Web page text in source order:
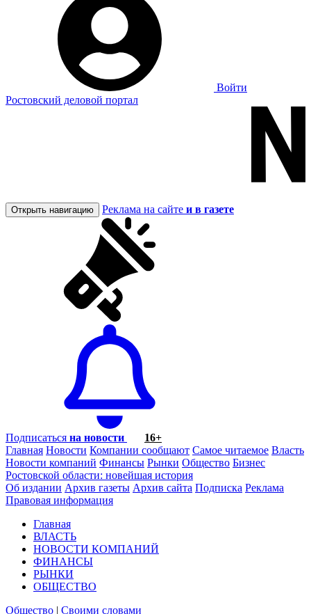
Войти
Ростовский деловой портал
Открыть навигацию Реклама на сайте и в газете
Подписаться на новости
16+
Главная Новости Компании сообщают Самое читаемое Власть
Новости компаний Финансы Рынки Общество Бизнес
Ростовской области: новейшая история
Об издании Архив газеты Архив сайта Подписка Реклама
Правовая информация
Главная
ВЛАСТЬ
НОВОСТИ КОМПАНИЙ
ФИНАНСЫ
РЫНКИ
ОБЩЕСТВО
Общество | Своими словами